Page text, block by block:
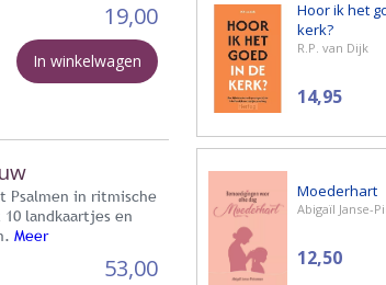
19,00
In winkelwagen
Psalmen in ritmische
landkaartjes en
Meer
53,00
Hoor ik het
kerk?
R.P. van Dijk
14,95
Moederhart
Abigaïl Janse-
12,50